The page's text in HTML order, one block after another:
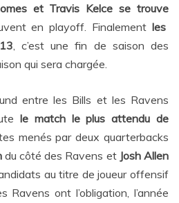
et Travis Kelce se trouve
en playoff. Finalementles
, c’est une fin de saison des
qui sera chargée.
entre les Bills et les Ravens
le match le plus attendu de
menés par deux quarterbacks
du côté des Ravens et Josh Allen
au titre de joueur offensif
Ravens ont l’obligation, l’année